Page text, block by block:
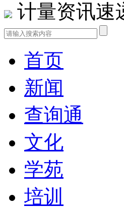
计量资讯速
首页
新闻
查询通
文化
学苑
培训